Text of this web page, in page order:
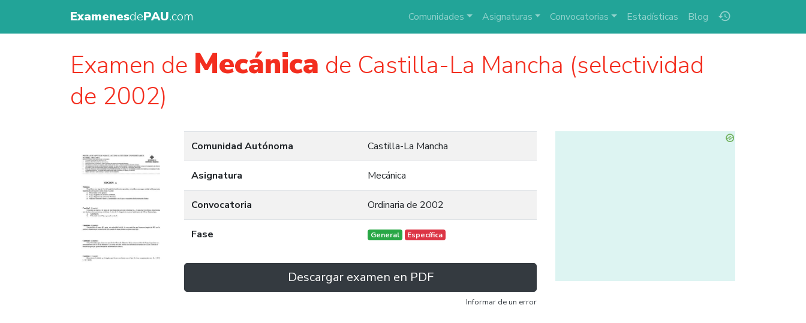
ExamenesdePAU.com history
Comunidades Asignaturas Convocatorias Estadísticas Blog
Examen de Mecánica de Castilla-La Mancha (selectividad
de 2002)
Comunidad Autónoma Castilla-La Mancha
Asignatura Mecánica
Convocatoria Ordinaria de 2002
Fase General Específica
Descargar examen en PDF
Informar de un error